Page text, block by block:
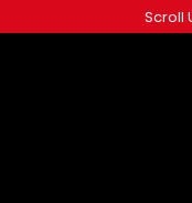
ke
Scroll